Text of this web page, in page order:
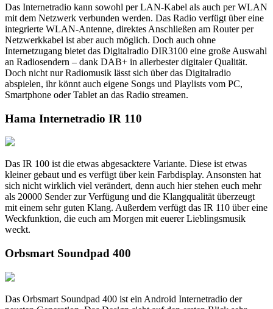
Das Internetradio kann sowohl per LAN-Kabel als auch per WLAN
mit dem Netzwerk verbunden werden. Das Radio verfügt über eine
integrierte WLAN-Antenne, direktes Anschließen am Router per
Netzwerkkabel ist aber auch möglich. Doch auch ohne
Internetzugang bietet das Digitalradio DIR3100 eine große Auswahl
an Radiosendern – dank DAB+ in allerbester digitaler Qualität.
Doch nicht nur Radiomusik lässt sich über das Digitalradio
abspielen, ihr könnt auch eigene Songs und Playlists vom PC,
Smartphone oder Tablet an das Radio streamen.
Hama Internetradio IR 110
Das IR 100 ist die etwas abgesacktere Variante. Diese ist etwas
kleiner gebaut und es verfügt über kein Farbdisplay. Ansonsten hat
sich nicht wirklich viel verändert, denn auch hier stehen euch mehr
als 20000 Sender zur Verfügung und die Klangqualität überzeugt
mit einem sehr guten Klang. Außerdem verfügt das IR 110 über eine
Weckfunktion, die euch am Morgen mit euerer Lieblingsmusik
weckt.
Orbsmart Soundpad 400
Das Orbsmart Soundpad 400 ist ein Android Internetradio der